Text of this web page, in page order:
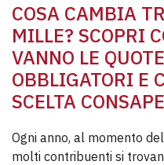
COSA CAMBIA
MILLE? SCOPRI
VANNO LE
OBBLIGATORI E
SCELTA
Ogni anno, al momento
molti contribuenti si